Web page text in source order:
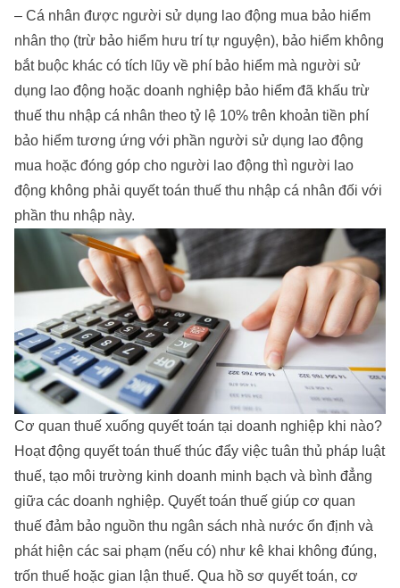
– Cá nhân được người sử dụng lao động mua bảo hiểm
nhân thọ (trừ bảo hiểm hưu trí tự nguyện), bảo hiểm không
bắt buộc khác có tích lũy về phí bảo hiểm mà người sử
dụng lao động hoặc doanh nghiệp bảo hiểm đã khấu trừ
thuế thu nhập cá nhân theo tỷ lệ 10% trên khoản tiền phí
bảo hiểm tương ứng với phần người sử dụng lao động
mua hoặc đóng góp cho người lao động thì người lao
động không phải quyết toán thuế thu nhập cá nhân đối với
phần thu nhập này.
Cơ quan thuế xuống quyết toán tại doanh nghiệp khi nào?
Hoạt động quyết toán thuế thúc đẩy việc tuân thủ pháp luật
thuế, tạo môi trường kinh doanh minh bạch và bình đẳng
giữa các doanh nghiệp. Quyết toán thuế giúp cơ quan
thuế đảm bảo nguồn thu ngân sách nhà nước ổn định và
phát hiện các sai phạm (nếu có) như kê khai không đúng,
trốn thuế hoặc gian lận thuế. Qua hồ sơ quyết toán, cơ